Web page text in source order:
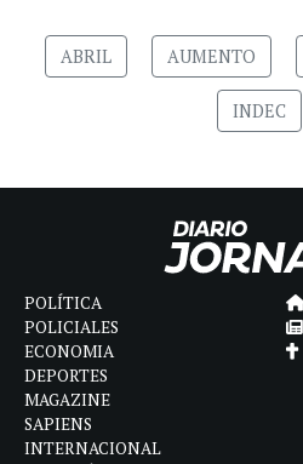
ABRIL AUMENTO
INDEC
POLÍTICA
POLICIALES
ECONOMIA
DEPORTES
MAGAZINE
SAPIENS
INTERNACIONAL